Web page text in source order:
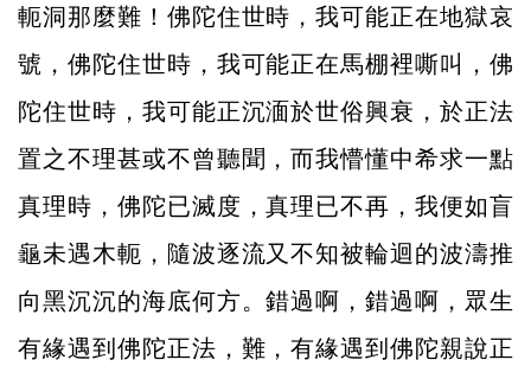
軛洞那麼難！佛陀住世時，我可能正在地獄哀
號，佛陀住世時，我可能正在馬棚裡嘶叫，佛
陀住世時，我可能正沉湎於世俗興衰，於正法
置之不理甚或不曾聽聞，而我懵懂中希求一點
真理時，佛陀已滅度，真理已不再，我便如盲
龜未遇木軛，隨波逐流又不知被輪迴的波濤推
向黑沉沉的海底何方。錯過啊，錯過啊，眾生
有緣遇到佛陀正法，難，有緣遇到佛陀親說正